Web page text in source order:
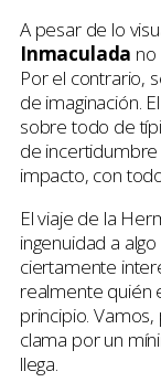
A pesar de lo
Inmaculada no
Por el contrario,
de imaginación.
sobre todo de
de
impacto, con
El viaje de la
ingenuidad a
ciertamente
realmente quién
principio.
clama por un
llega.